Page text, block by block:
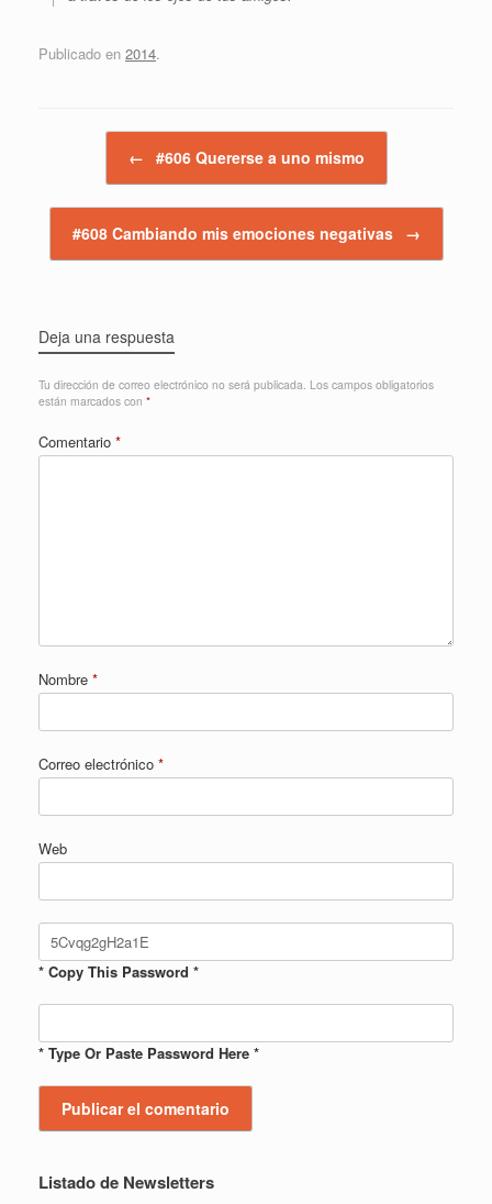
Publicado en 2014.
← #606 Quererse a uno mismo
#608 Cambiando mis emociones negativas →
Deja una respuesta
Tu dirección de correo electrónico no será publicada. Los campos obligatorios
están marcados con *
Comentario *
Nombre *
Correo electrónico *
Web
* Copy This Password *
* Type Or Paste Password Here *
Listado de Newsletters